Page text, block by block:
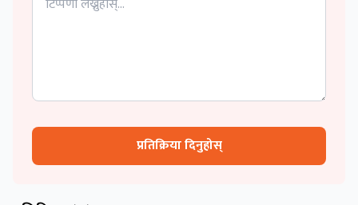
प्रतिक्रिया दिनुहोस्